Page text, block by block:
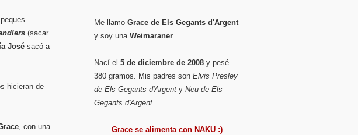
(sacar
José sacó a
hicieran de
, con una
Me llamo Grace de Els Gegants d'Argent
y soy una Weimaraner.
Nací el 5 de diciembre de 2008 y pesé
380 gramos. Mis padres son Elvis Presley
de Els Gegants d'Argent y Neu de Els
Gegants d'Argent.
Grace se alimenta con NAKU :)